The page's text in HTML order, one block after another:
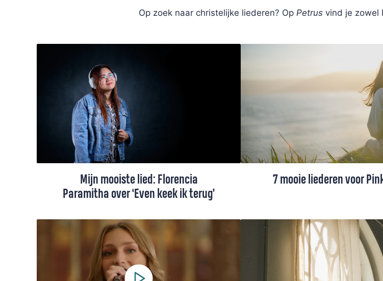
Op zoek naar christelijke liederen? Op Petrus vind je zowel
Mijn mooiste lied: Florencia
Paramitha over ‘Even keek ik terug’
“We kijken meestal vooruit. Dit lied helpt
mij om terug te kijken op mijn levensweg
tot nu toe. Het was een kronkelige en
moeilijke weg, maar ik liep niet alleen”, zegt
de Indonesische Florencia Paramitha. Ze
7 mooie liederen voor
Pinksterliederen samen,
uit het Liedboek en een
voor Pinksteren uit